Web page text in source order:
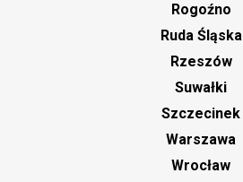
Rogoźno
Ruda Śląska
Rzeszów
Suwałki
Szczecinek
Warszawa
Wrocław